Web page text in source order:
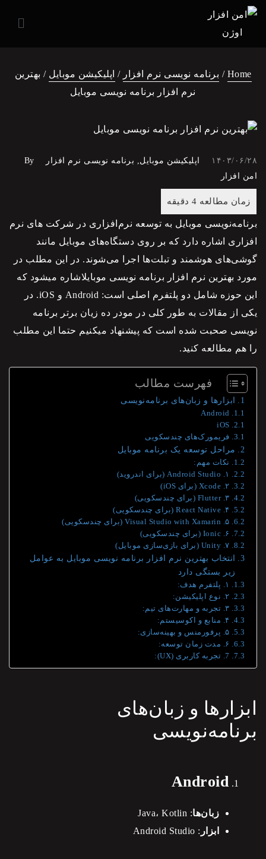
Home
/ برنامه نویسی نرم افزار / اپلیکیشن موبایل / بهترین
نرم افزار برنامه نویسی موبایل
۱۴۰۳/۰۶/۲۸ اپلیکیشن موبایل برنامه نویسی نرم افزار
By
امن افزار
برنامه‌نویسی موبایل به توسعه نرم‌افزاری در
شرکت های نرم
افزاری اشاره دارد که بر روی دستگاه‌های موبایل مانند
گوشی‌های هوشمند و تبلت‌ها اجرا می‌شوند. در این مطلب در
مورد بهترین نرم افزار برنامه نویسی موبایلاشاره میشود که
این حوزه شامل دو پلتفرم اصلی است: Android و iOS. در
یکی از مقالات به طور کلی در مودر ده زیان برتر برنامه
نویسی صحبت شده است که پیشنهاد میکنیم حتما این مطلب
را هم مطالعه کنید.
فهرست مطالب
ابزارها و زبان‌های برنامه‌نویسی
Android
iOS
فریمورک‌های چندسکویی
مراحل توسعه یک برنامه موبایل
نکات مهم:
۱. Android Studio (برای اندروید)
۲. Xcode (برای iOS)
۳. Flutter (برای چندسکویی)
۴. React Native (برای چندسکویی)
۵. Visual Studio with Xamarin (برای چندسکویی)
۶. Ionic (برای چندسکویی)
۷. Unity (برای بازی‌سازی موبایل)
انتخاب بهترین نرم افزار برنامه نویسی موبایل به عوامل
زیر بستگی دارد
۱. پلتفرم هدف:
۲. نوع اپلیکیشن:
۳. تجربه و مهارت‌های تیم:
۴. منابع و اکوسیستم:
۵. پرفورمنس و بهینه‌سازی:
۶. مدت زمان توسعه:
7. تجربه کاربری (UX):
ابزارها و زبان‌های
برنامه‌نویسی
Android
زبان‌ها: Java، Kotlin
ابزار : Android Studio